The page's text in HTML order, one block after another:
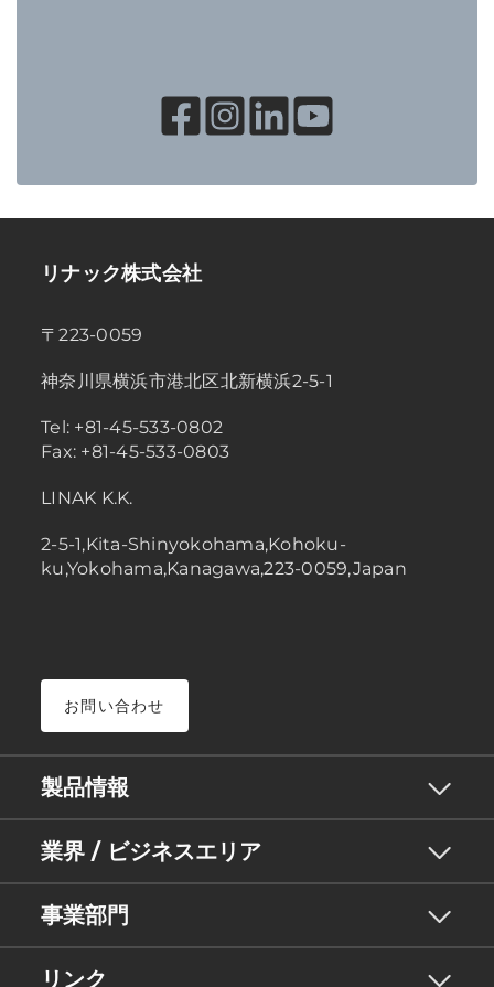
リナック株式会社
〒223-0059
神奈川県横浜市港北区北新横浜2-5-1
Tel: +81-45-533-0802
Fax: +81-45-533-0803
LINAK K.K.
2-5-1,Kita-Shinyokohama,Kohoku-
ku,Yokohama,Kanagawa,223-0059,Japan
お問い合わせ
製品情報
業界 / ビジネスエリア
事業部門
リンク